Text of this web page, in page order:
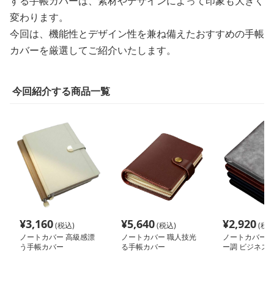
変わります。
今回は、機能性とデザイン性を兼ね備えたおすすめの手帳
カバーを厳選してご紹介いたします。
今回紹介する商品一覧
¥3,160(税込)
ノートカバー 高級感漂
う手帳カバー
¥5,640(税込)
ノートカバー 職人技光
る手帳カバー
¥2,920(税
ノートカバー
ー調 ビジネス